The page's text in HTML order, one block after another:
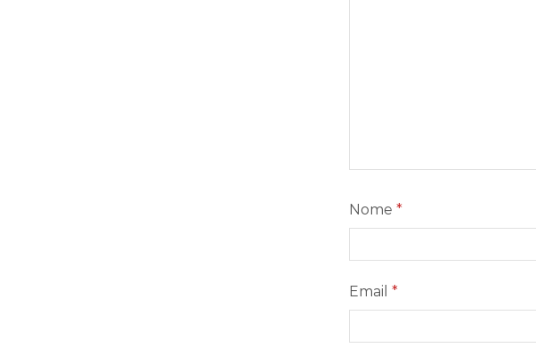
Nome *
Email *